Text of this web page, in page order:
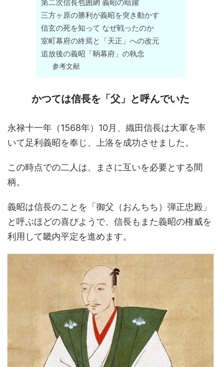
第二次信長包囲網 義昭の暗躍
三方ヶ原の勝利が義昭を突き動かす
信玄の死を知って なぜ戦ったのか
室町幕府の終焉と「天正」への改元
追放後の義昭「鞆幕府」の執念
参考文献
かつては信長を「父」と呼んでいた
永禄十一年（1568年）10月、織田信長は大軍を率
いて足利義昭を奉じ、上洛を成功させました。
この時点での二人は、まさに互いを必要とする間
柄。
義昭は信長のことを「御父（おんちち）弾正忠殿」
と呼ぶほどの喜びようで、信長もまた義昭の権威を
利用して畿内平定を進めます。